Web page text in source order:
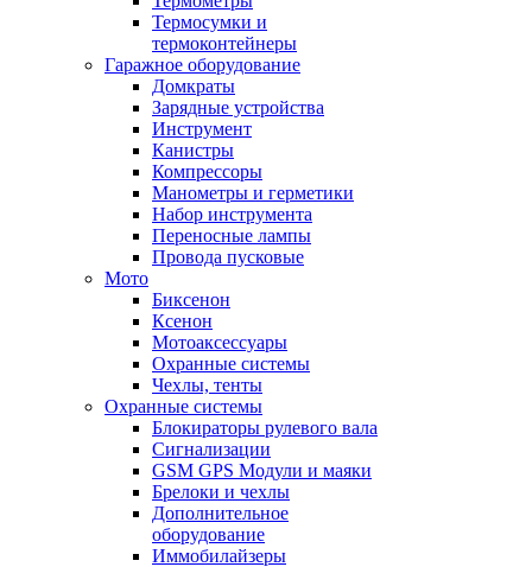
Термосумки и
термоконтейнеры
Гаражное оборудование
Домкраты
Зарядные устройства
Инструмент
Канистры
Компрессоры
Манометры и герметики
Набор инструмента
Переносные лампы
Провода пусковые
Мото
Биксенон
Ксенон
Мотоаксессуары
Охранные системы
Чехлы, тенты
Охранные системы
Блокираторы рулевого вала
Сигнализации
GSM GPS Модули и маяки
Брелоки и чехлы
Дополнительное
оборудование
Иммобилайзеры